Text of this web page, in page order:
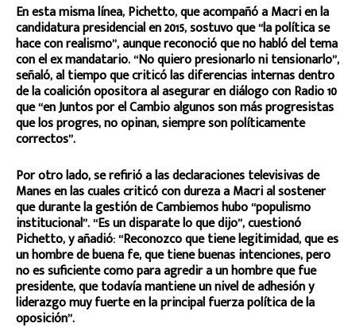
En esta misma línea, Pichetto, que acompañó a Macri en la
candidatura presidencial en 2015, sostuvo que “la política se
hace con realismo”, aunque reconoció que no habló del tema
con el ex mandatario. “No quiero presionarlo ni tensionarlo”,
señaló, al tiempo que criticó las diferencias internas dentro
de la coalición opositora al asegurar en diálogo con Radio 10
que “en Juntos por el Cambio algunos son más progresistas
que los progres, no opinan, siempre son políticamente
correctos”.
Por otro lado, se refirió a las declaraciones televisivas de
Manes en las cuales criticó con dureza a Macri al sostener
que durante la gestión de Cambiemos hubo “populismo
institucional”. “Es un disparate lo que dijo”, cuestionó
Pichetto, y añadió: “Reconozco que tiene legitimidad, que es
un hombre de buena fe, que tiene buenas intenciones, pero
no es suficiente como para agredir a un hombre que fue
presidente, que todavía mantiene un nivel de adhesión y
liderazgo muy fuerte en la principal fuerza política de la
oposición”.